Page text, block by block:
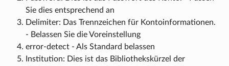
Sie dies entsprechend an
Delimiter: Das Trennzeichen für Kontoinformationen.
- Belassen Sie die Voreinstellung
error-detect - Als Standard belassen
Institution: Dies ist das Bibliothekskürzel der